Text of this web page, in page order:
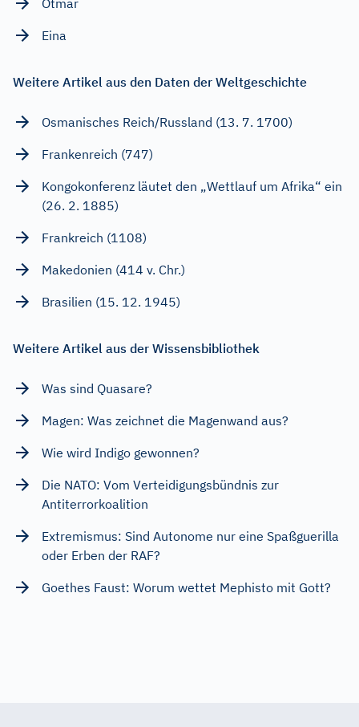
Eina
Weitere Artikel aus den Daten der Weltgeschichte
Osmanisches Reich/Russland (13. 7. 1700)
Frankenreich (747)
Kongokonferenz läutet den „Wettlauf um Afrika“ ein
(26. 2. 1885)
Frankreich (1108)
Makedonien (414 v. Chr.)
Brasilien (15. 12. 1945)
Weitere Artikel aus der Wissensbibliothek
Was sind Quasare?
Magen: Was zeichnet die Magenwand aus?
Wie wird Indigo gewonnen?
Die NATO: Vom Verteidigungsbündnis zur
Antiterrorkoalition
Extremismus: Sind Autonome nur eine Spaßguerilla
oder Erben der RAF?
Goethes Faust: Worum wettet Mephisto mit Gott?